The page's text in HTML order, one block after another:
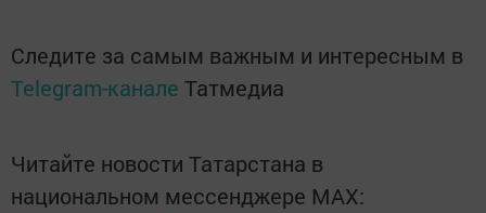
Следите за самым важным и интересным в
Telegram-канале Татмедиа
Читайте новости Татарстана в
национальном мессенджере MАХ: